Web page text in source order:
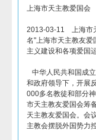
上海市天主教爱国会
2013-03-11 上海市
名"上海市天主教友爱
主义建设和各项爱国
中华人民共和国成
和政府领导下，开展
000多名教徒和部分
市天主教友爱国会筹
天主教友爱国会。会
主教会摆脱外国势力